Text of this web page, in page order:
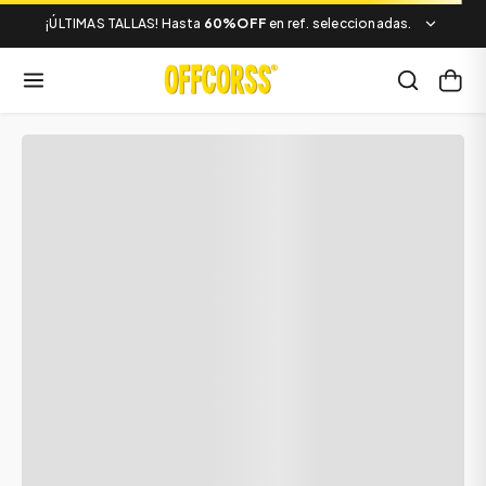
¡ÚLTIMAS TALLAS! Hasta 60%OFF en ref. seleccionadas.